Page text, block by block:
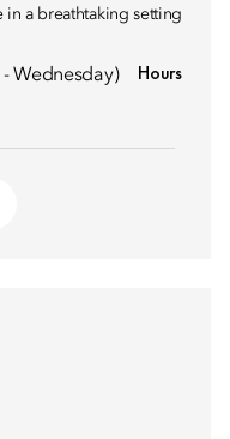
in a breathtaking setting.
Hours
Wednesday)